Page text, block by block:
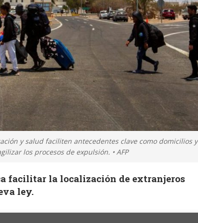
y salud faciliten antecedentes clave como domicilios y
los procesos de expulsión. • AFP
facilitar la localización de extranjeros
ley.